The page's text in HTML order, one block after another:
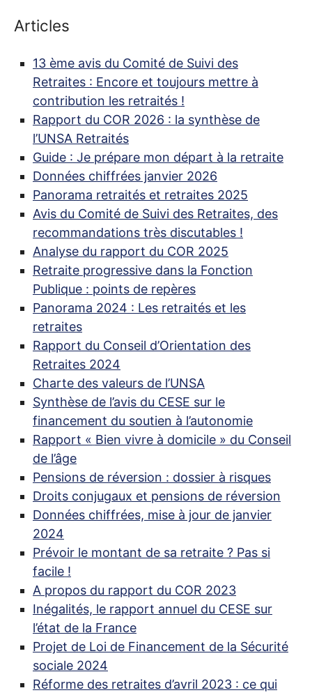
Articles
13 ème avis du Comité de Suivi des
Retraites : Encore et toujours mettre à
contribution les retraités !
Rapport du COR 2026 : la synthèse de
l’UNSA Retraités
Guide : Je prépare mon départ à la retraite
Données chiffrées janvier 2026
Panorama retraités et retraites 2025
Avis du Comité de Suivi des Retraites, des
recommandations très discutables !
Analyse du rapport du COR 2025
Retraite progressive dans la Fonction
Publique : points de repères
Panorama 2024 : Les retraités et les
retraites
Rapport du Conseil d’Orientation des
Retraites 2024
Charte des valeurs de l’UNSA
Synthèse de l’avis du CESE sur le
financement du soutien à l’autonomie
Rapport « Bien vivre à domicile » du Conseil
de l’âge
Pensions de réversion : dossier à risques
Droits conjugaux et pensions de réversion
Données chiffrées, mise à jour de janvier
2024
Prévoir le montant de sa retraite ? Pas si
facile !
A propos du rapport du COR 2023
Inégalités, le rapport annuel du CESE sur
l’état de la France
Projet de Loi de Financement de la Sécurité
sociale 2024
Réforme des retraites d’avril 2023 : ce qui